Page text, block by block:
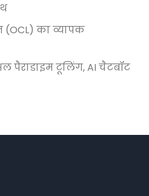
का व्यापक
पैराडाइम टूलिंग, AI चैटबॉट